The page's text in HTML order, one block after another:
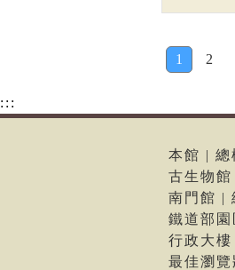
1 2
:::
本館 | 總
古生物
南門館 |
鐵道部
行政大
最佳瀏